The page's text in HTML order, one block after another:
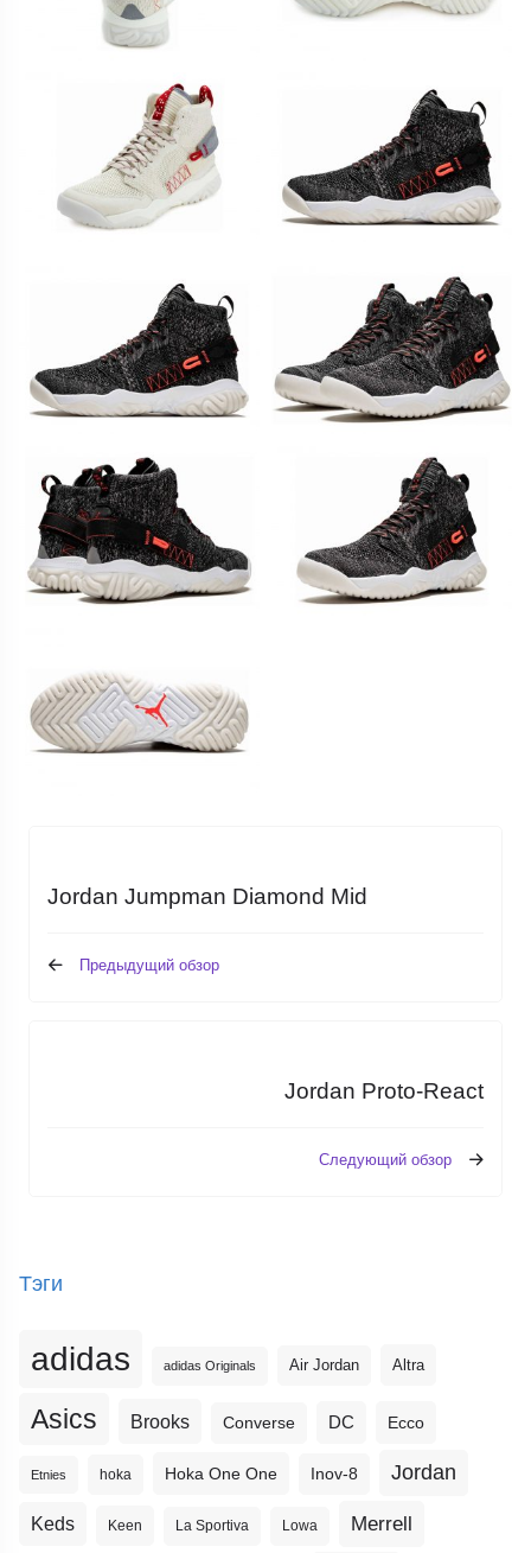
Jordan Jumpman Diamond Mid
Предыдущий обзор
Jordan Proto-React
Следующий обзор
Тэги
adidas adidas Originals Air Jordan Altra
Asics Brooks Converse DC Ecco
Etnies hoka Hoka One One Inov-8 Jordan
Keds Keen La Sportiva Lowa Merrell